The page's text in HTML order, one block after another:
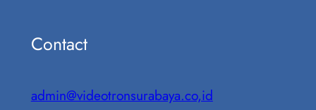
Contact
admin@videotronsurabaya.co,id